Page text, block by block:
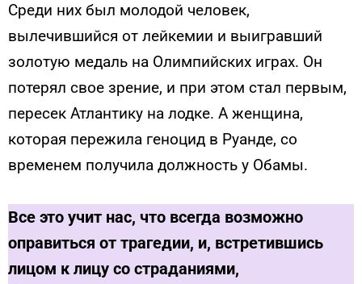
Среди них был молодой человек,
вылечившийся от лейкемии и выигравший
золотую медаль на Олимпийских играх. Он
потерял свое зрение, и при этом стал первым,
пересек Атлантику на лодке. А женщина,
которая пережила геноцид в Руанде, со
временем получила должность у Обамы.
Все это учит нас, что всегда возможно
оправиться от трагедии, и, встретившись
лицом к лицу со страданиями,